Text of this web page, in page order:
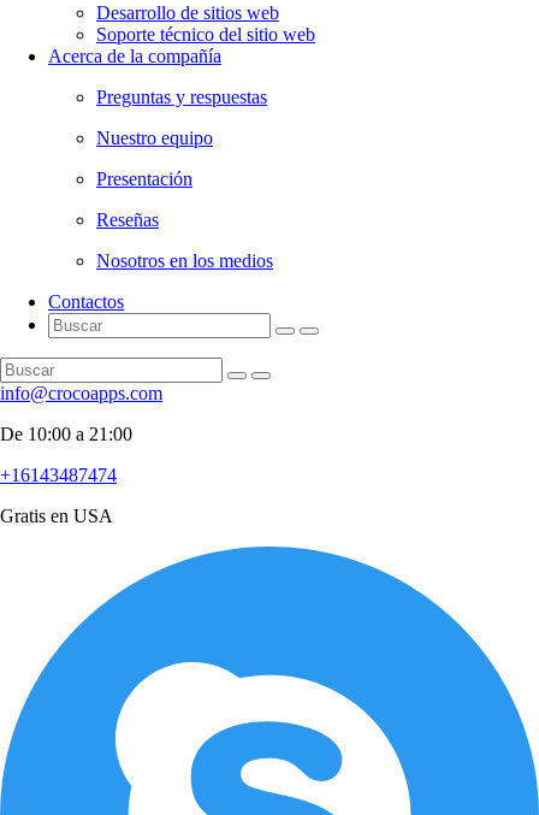
Desarrollo de sitios web
Soporte técnico del sitio web
Acerca de la compañía
Preguntas y respuestas
Nuestro equipo
Presentación
Reseñas
Nosotros en los medios
Contactos
info@crocoapps.com
De 10:00 a 21:00
+16143487474
Gratis en USA